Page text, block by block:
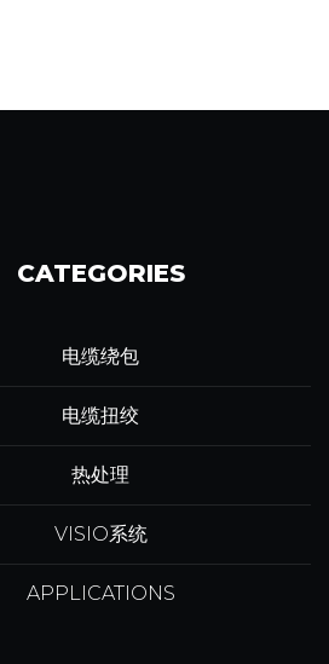
CATEGORIES
电缆绕包
电缆扭绞
热处理
VISIO系统
APPLICATIONS